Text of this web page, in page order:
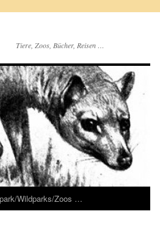
Tiere, Zoos, Bücher, Reisen …
Wildparks/Zoos …